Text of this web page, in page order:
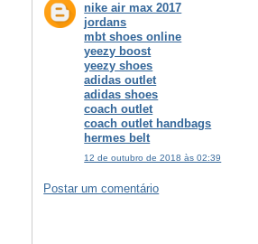
nike air max 2017
jordans
mbt shoes online
yeezy boost
yeezy shoes
adidas outlet
adidas shoes
coach outlet
coach outlet handbags
hermes belt
12 de outubro de 2018 às 02:39
Postar um comentário